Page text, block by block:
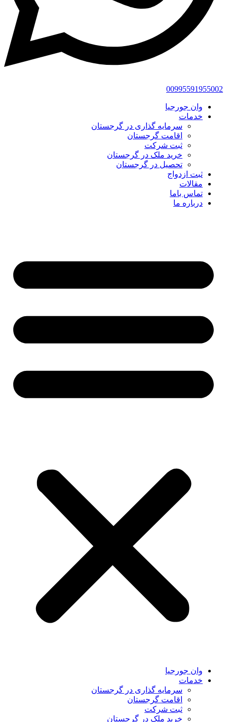
00995591955002
وان جورجیا
خدمات
سرمایه گذاری در گرجستان
اقامت گرجستان
ثبت شرکت
خرید ملک در گرجستان
تحصیل در گرجستان
ثبت ازدواج
مقالات
تماس باما
درباره ما
وان جورجیا
خدمات
سرمایه گذاری در گرجستان
اقامت گرجستان
ثبت شرکت
خرید ملک در گرجستان